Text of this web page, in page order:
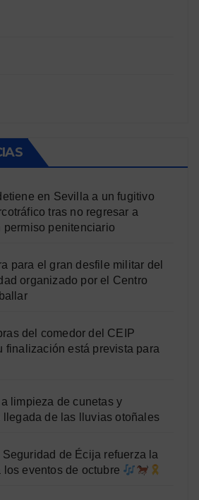
en Sevilla a un fugitivo
tras no regresar a
permiso penitenciario
para el gran desfile militar del
organizado por el Centro
del comedor del CEIP
finalización está prevista para
limpieza de cunetas y
llegada de las lluvias otoñales
Seguridad de Écija refuerza la
eventos de octubre